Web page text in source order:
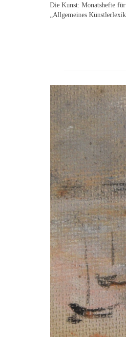
Die Kunst: Monatshefte
„Allgemeines